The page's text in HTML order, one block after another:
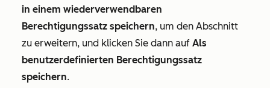
in einem wiederverwendbaren
Berechtigungssatz speichern, um den Abschnitt
zu erweitern, und klicken Sie dann auf Als
benutzerdefinierten Berechtigungssatz
speichern.